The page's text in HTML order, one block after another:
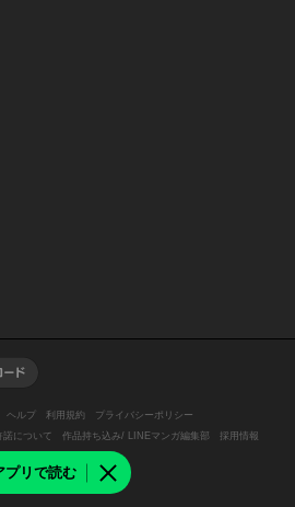
プリで読む
ヘルプ 利用規約
プライバシーポリシー
諾について 作品持ち込み/ LINEマンガ編集部
採用情報